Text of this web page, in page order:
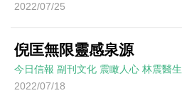
2022/07/25
倪匡無限靈感泉源
今日信報 副刊文化 震瞰人心 林震醫生
2022/07/18